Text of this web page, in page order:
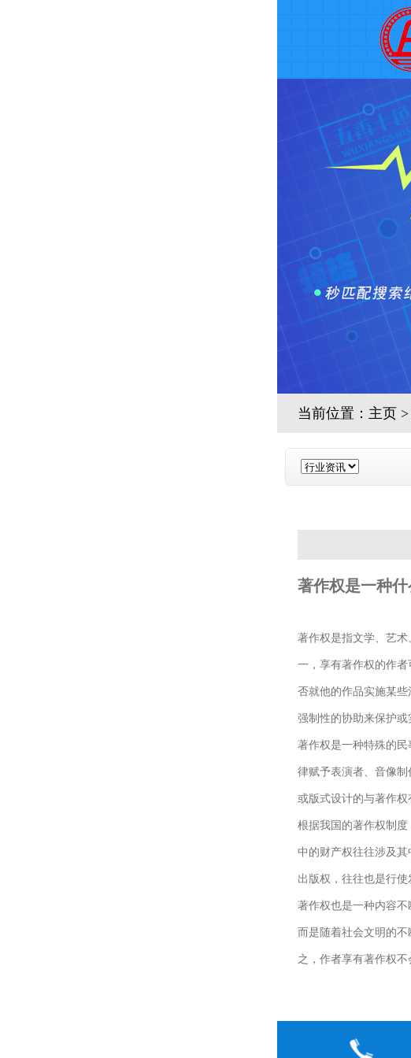
当前位置： 主页>
著作权是一种
著作权是指文学、艺
一，享有著作权的作
否就他的作品实施某
强制性的协助来保护或
著作权是一种特殊的
律赋予表演者、音像
或版式设计的与著作权
根据我国的著作权制
中的财产权往往涉及
出版权，往往也是行使
著作权也是一种内容
而是随着社会文明的
之，作者享有著作权不